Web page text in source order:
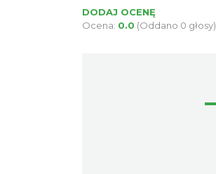
DODAJ OCENĘ
Ocena: 0.0 (Oddano 0 głosy)